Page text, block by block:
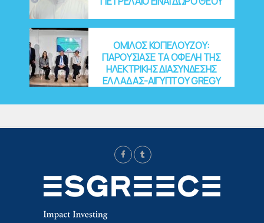
ΟΜΙΛΟΣ ΚΟΠΕΛΟΥΖΟΥ:
ΠΑΡΟΥΣΙΑΣΕ ΤΑ ΟΦΕΛΗ ΤΗΣ
ΗΛΕΚΤΡΙΚΗΣ ΔΙΑΣΥΝΔΕΣΗΣ
ΕΛΛΑΔΑΣ-ΑΙΓΥΠΤΟΥ GREGY